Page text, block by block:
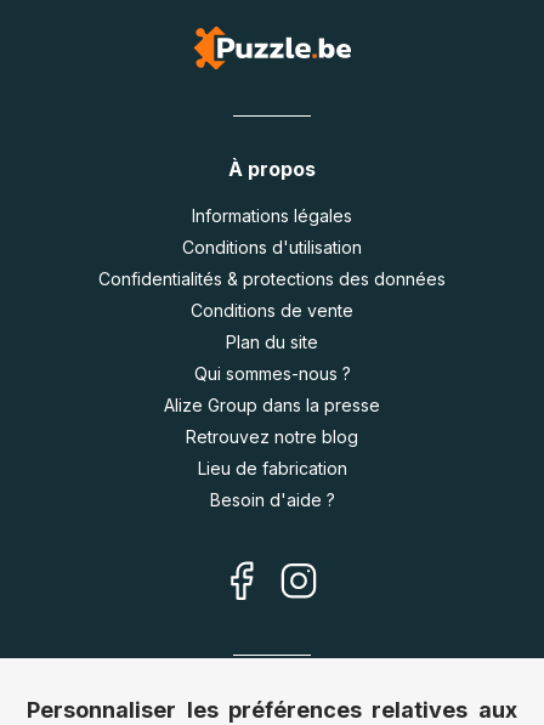
À propos
Informations légales
Conditions d'utilisation
Confidentialités & protections des données
Conditions de vente
Plan du site
Qui sommes-nous ?
Alize Group dans la presse
Retrouvez notre blog
Lieu de fabrication
Besoin d'aide ?
Nos sites
Personnaliser les préférences relatives aux